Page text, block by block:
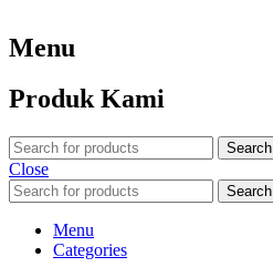
Menu
Produk Kami
Search
Close
Search
Menu
Categories